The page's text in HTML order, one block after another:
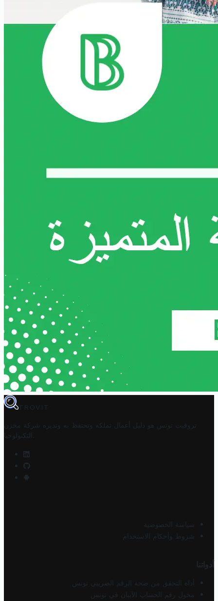
TROVIT
تروفيت تونس هو دليل أعمال تملكه وتحتفظ به وتديره
شركة مخزن
التكنولوجيا
سياسة الخصوصية
شروط وأحكام الاستخدام
أدواتنا
أداة التحقق من صحة الرقم الضريبي تونس
محول رقم الحساب الآيبان في تونس